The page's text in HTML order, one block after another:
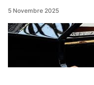
5 Novembre 2025